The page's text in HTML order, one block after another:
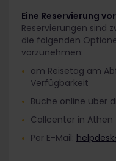
Eine Reservierung
Reservierungen sind
die folgenden
vorzunehmen:
am Reisetag am
Verfügbarkeit
Buche online über
Callcenter in Athen
Per E-Mail: